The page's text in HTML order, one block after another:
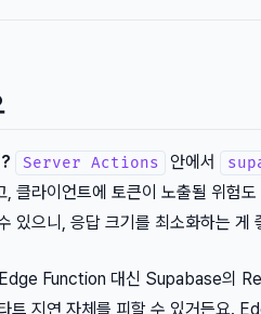
Server Actions 안에서
, 클라이언트에 토큰이 노출될 위험
있으니, 응답 크기를 최소화하는 게
Edge Function 대신 Supabase의
트 지연 자체를 피할 수 있거든요.